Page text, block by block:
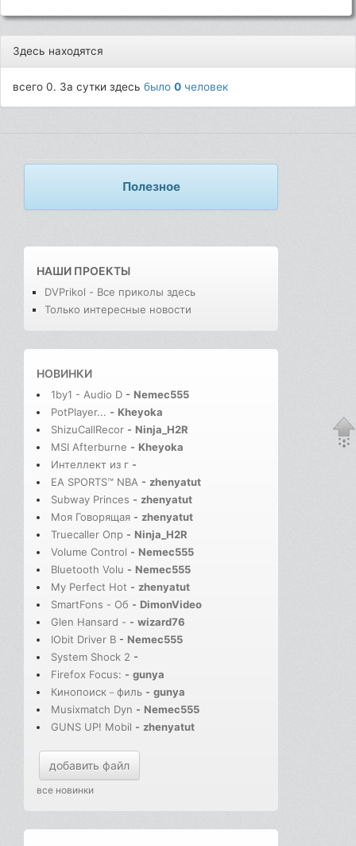
Здесь находятся
всего 0. За сутки здесьбыло0 человек
Полезное
НАШИ ПРОЕКТЫ
DVPrikol - Все приколы здесь
Только интересные новости
НОВИНКИ
1by1 - Audio D - Nemec555
PotPlayer... - Kheyoka
ShizuCallRecor - Ninja_H2R
MSI Afterburne - Kheyoka
Интеллект из г -
EA SPORTS™ NBA - zhenyatut
Subway Princes - zhenyatut
Моя Говорящая - zhenyatut
Truecaller Опр - Ninja_H2R
Volume Control - Nemec555
Bluetooth Volu - Nemec555
My Perfect Hot - zhenyatut
SmartFons - Об - DimonVideo
Glen Hansard - - wizard76
IObit Driver B - Nemec555
System Shock 2 -
Firefox Focus: - gunya
Кинопоиск－филь - gunya
Musixmatch Dyn - Nemec555
GUNS UP! Mobil - zhenyatut
добавить файл
все новинки